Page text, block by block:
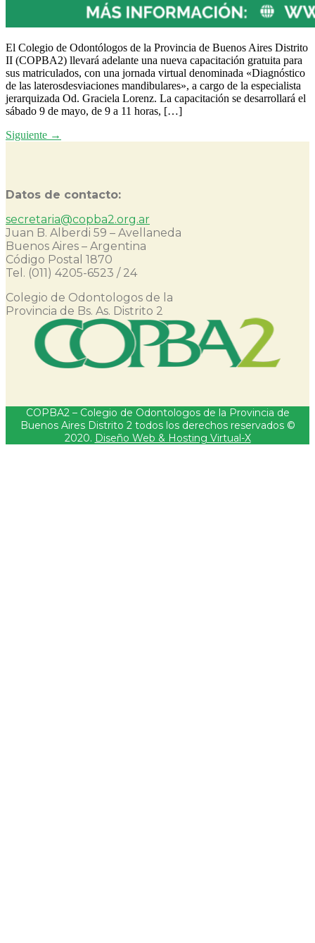
El Colegio de Odontólogos de la Provincia de Buenos Aires Distrito
II (COPBA2) llevará adelante una nueva capacitación gratuita para
sus matriculados, con una jornada virtual denominada «Diagnóstico
de las laterosdesviaciones mandibulares», a cargo de la especialista
jerarquizada Od. Graciela Lorenz. La capacitación se desarrollará el
sábado 9 de mayo, de 9 a 11 horas, […]
Siguiente →
Datos de contacto:
secretaria@copba2.org.ar
Juan B. Alberdi 59 – Avellaneda
Buenos Aires – Argentina
Código Postal 1870
Tel. (011) 4205-6523 / 24
Colegio de Odontologos de la
Provincia de Bs. As. Distrito 2
COPBA2 – Colegio de Odontologos de la Provincia de
Buenos Aires Distrito 2 todos los derechos reservados ©
2020. Diseño Web & Hosting Virtual-X